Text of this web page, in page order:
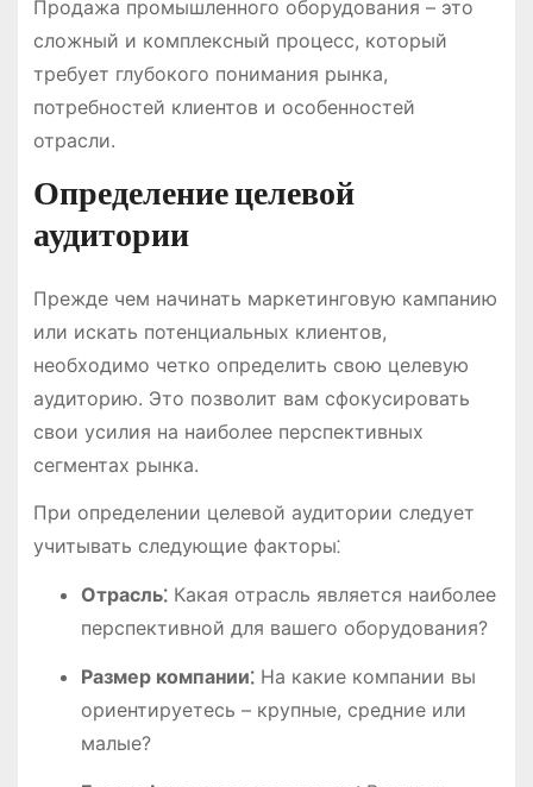
Продажа промышленного оборудования – это
сложный и комплексный процесс, который
требует глубокого понимания рынка,
потребностей клиентов и особенностей
отрасли.
Определение целевой
аудитории
Прежде чем начинать маркетинговую кампанию
или искать потенциальных клиентов,
необходимо четко определить свою целевую
аудиторию. Это позволит вам сфокусировать
свои усилия на наиболее перспективных
сегментах рынка.
При определении целевой аудитории следует
учитывать следующие факторы⁚
Отрасль⁚Какая отрасль является наиболее
перспективной для вашего оборудования?
Размер компании⁚На какие компании вы
ориентируетесь – крупные, средние или
малые?